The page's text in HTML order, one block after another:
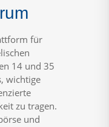
für
14 und 35
wichtige
zu tragen.
und